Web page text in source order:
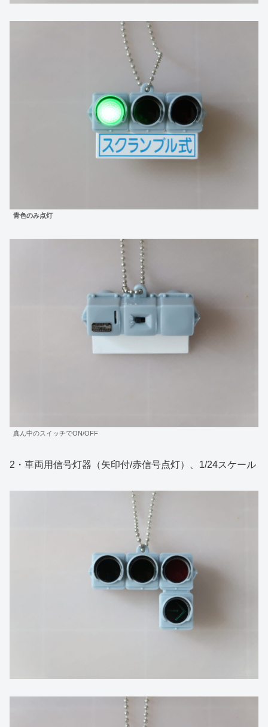
青色のみ点灯
真ん中のスイッチでON/OFF
2・車両用信号灯器（矢印付/赤信号点灯）、1/24スケール